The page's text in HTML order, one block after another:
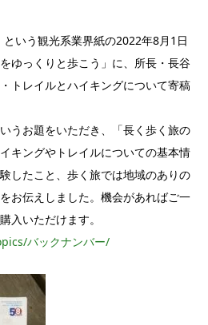
という観光系業界紙の2022年8月1日
ゆっくりと歩こう」に、所長・長谷
トレイルとハイキングについて寄稿
うお題をいただき、「長く歩く旅の
キングやトレイルについての基本情
したこと、歩く旅では地域のありの
お伝えしました。機会があればご一
入いただけます。
バックナンバー/